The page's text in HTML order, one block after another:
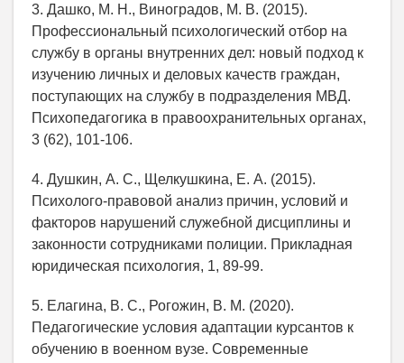
3. Дашко, М. Н., Виноградов, М. В. (2015).
Профессиональный психологический отбор на
службу в органы внутренних дел: новый подход к
изучению личных и деловых качеств граждан,
поступающих на службу в подразделения МВД.
Психопедагогика в правоохранительных органах,
3 (62), 101-106.
4. Душкин, А. С., Щелкушкина, Е. А. (2015).
Психолого-правовой анализ причин, условий и
факторов нарушений служебной дисциплины и
законности сотрудниками полиции. Прикладная
юридическая психология, 1, 89-99.
5. Елагина, В. С., Рогожин, В. М. (2020).
Педагогические условия адаптации курсантов к
обучению в военном вузе. Современные